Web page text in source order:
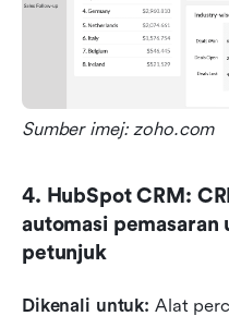
Sumber imej: zoho.com
4. HubSpot CRM:
automasi
petunjuk
Dikenali untuk: Alat